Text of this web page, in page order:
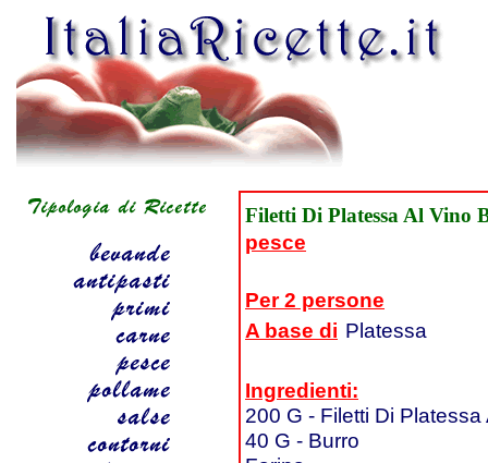
Filetti Di Platessa Al Vino
pesce
Per 2 persone
A base di Platessa
Ingredienti:
200 G - Filetti Di Platessa
40 G - Burro